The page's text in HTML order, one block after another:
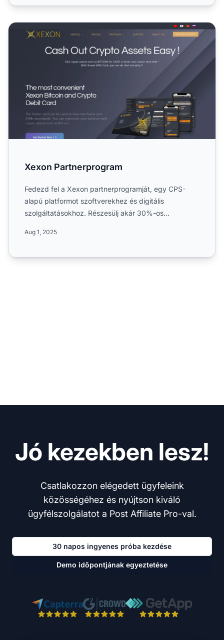
Xexon Partnerprogram
Xexon Partnerprogram
Fedezd fel a Xexon partnerprogramját, egy CPS-
alapú platformot szoftverekhez és digitális
szolgáltatásokhoz. Részesülj akár 30%-os
Aug 1, 2025
Jó kezekben lesz!
Csatlakozzon elégedett ügyfeleink
közösségéhez és nyújtson kiváló
ügyfélszolgálatot a Post Affiliate Pro-val.
30 napos ingyenes próba kezdése
Demo időpontjának egyeztetése